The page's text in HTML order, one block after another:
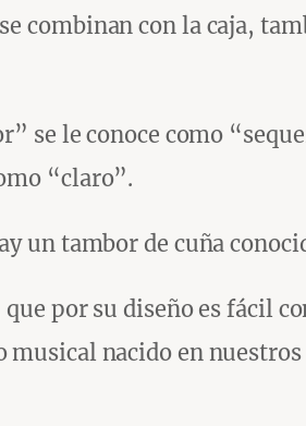
combinan con la caja,
se le conoce como
“claro”.
un tambor de cuña
por su diseño es fácil
nacido en